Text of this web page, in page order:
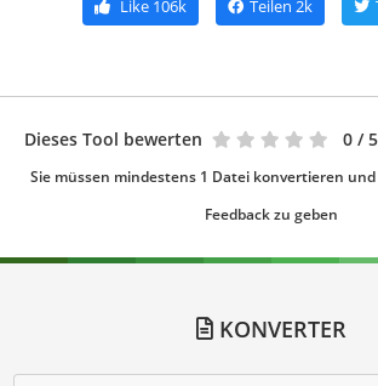
Like 106k Teilen 2k
Dieses Tool bewerten 0 /
Sie müssen mindestens 1 Datei konvertieren
Feedback zu geben
KONVERTER